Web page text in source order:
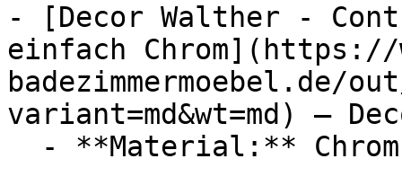
- [Decor Walther -
einfach Chrom](https://
badezimmermoebel.de/
variant=md&wt=md) —